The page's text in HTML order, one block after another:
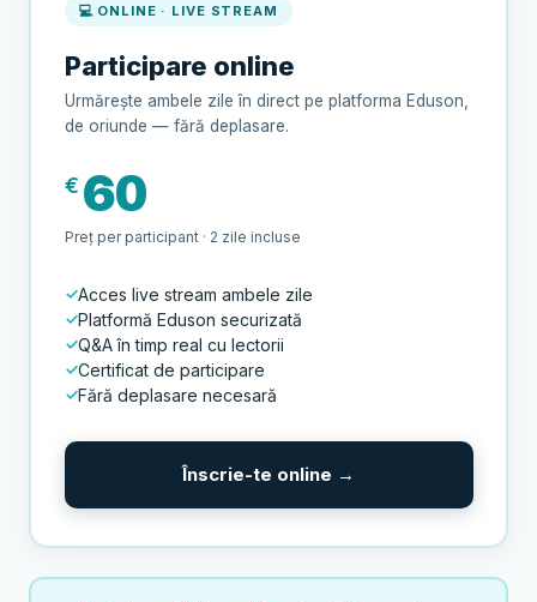
💻 ONLINE · LIVE STREAM
Participare online
Urmărește ambele zile în direct pe platforma Eduson,
de oriunde — fără deplasare.
€ 60
Preț per participant · 2 zile incluse
Acces live stream ambele zile
Platformă Eduson securizată
Q&A în timp real cu lectorii
Certificat de participare
Fără deplasare necesară
Înscrie-te online →